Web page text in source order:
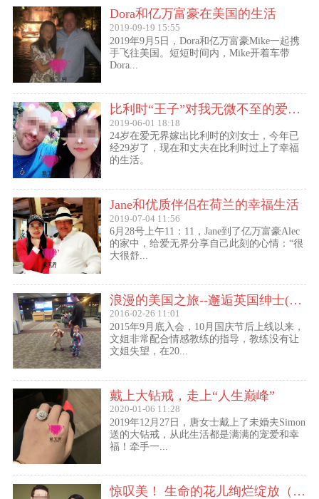
Dora和亿万富豪在美国的生活
2019-09-19 15:55
2019年9月5日，Dora和亿万富豪Mike一起携
手飞往美国。短短时间内，Mike开着车带
Dora...
比利时“王子”对我无微不至的爱（爱无界刘女士的海外生活）
2019-06-01 18:18
24岁在爱无界嫁出比利时的刘女士，今年已
经29岁了，现在和丈夫在比利时过上了幸福
的生活。
Jane和优质伴侣在荷兰的幸福生活
2019-07-04 11:56
6月28号上午11：11，Jane到了亿万富豪Alec
的家中，给爱无界分享自己此刻的心情：“很
大很舒...
浪漫的美国之旅--邂逅英国绅士(文姐与Kent的见面动态）
2016-02-26 11:01
2015年9月底入会，10月国庆节后上线以来，
文姐非常配合情感教练的指导，教练没有让
文姐失望，在20...
戴上大钻戒，走上“人生巅峰”
2020-01-06 11:28
2019年12月27日，唐女士戴上了未婚夫Simon
送的大钻戒，从此生活都是满满的宠爱和幸
福！牵手一...
惊叹美！ 生命的花儿绚烂绽放（47岁的Lily结婚啦！）